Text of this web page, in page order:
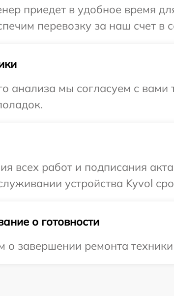
приедет в удобное время
перевозку за наш счет в
анализа мы согласуем с
всех работ и подписания
устройства Kyvol
о готовности
завершении ремонта